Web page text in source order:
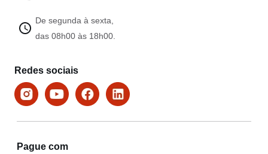
De segunda à sexta,
das 08h00 às 18h00.
Redes sociais
Pague com